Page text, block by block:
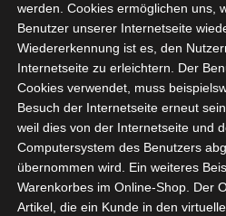
Leicht und
ich es am
werden. Cookies ermöglichen uns,
Benutzer unserer Internetseite
Wiedererkennung ist es, den
Internetseite zu erleichtern. Der
Cookies verwendet, muss
Besuch der Internetseite erneut
weil dies von der Internetseite und
Computersystem des Benutzers
übernommen wird. Ein weiteres
Warenkorbes im Online-Shop. Der
Artikel, die ein Kunde in den